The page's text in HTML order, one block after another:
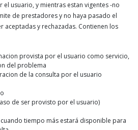
usuario, y mientras estan vigentes -no
de prestadores y no haya pasado el
aceptadas y rechazadas. Contienen los
provista por el usuario como servicio,
del problema
de la consulta por el usuario
de ser provisto por el usuario)
tiempo más estará disponible para